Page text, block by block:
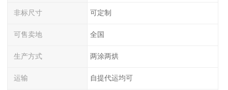
非标尺寸 可定制
可售卖地 全国
生产方式 两涂两烘
运输 自提代运均可